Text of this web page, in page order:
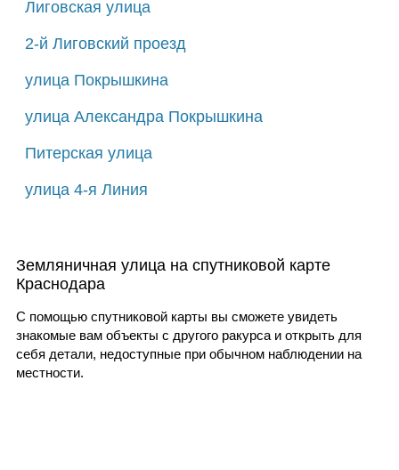
Лиговская улица
2-й Лиговский проезд
улица Покрышкина
улица Александра Покрышкина
Питерская улица
улица 4-я Линия
Земляничная улица на спутниковой карте
Краснодара
С помощью спутниковой карты вы сможете увидеть
знакомые вам объекты с другого ракурса и открыть для
себя детали, недоступные при обычном наблюдении на
местности.